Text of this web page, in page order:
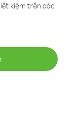
kiệm trên các